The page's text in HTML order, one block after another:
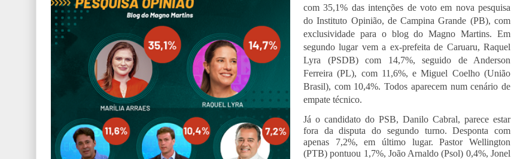
com 35,1% das intenções de voto em nova pesquisa
do Instituto Opinião, de Campina Grande (PB), com
exclusividade para o blog do Magno Martins. Em
segundo lugar vem a ex-prefeita de Caruaru, Raquel
Lyra (PSDB) com 14,7%, seguido de Anderson
Ferreira (PL), com 11,6%, e Miguel Coelho (União
Brasil), com 10,4%. Todos aparecem num cenário de
empate técnico.
Já o candidato do PSB, Danilo Cabral, parece estar
fora da disputa do segundo turno. Desponta com
apenas 7,2%, em último lugar. Pastor Wellington
(PTB) pontuou 1,7%, João Arnaldo (Psol) 0,4%, Jonel